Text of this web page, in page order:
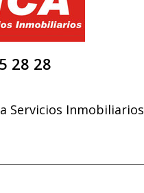
28 28
Servicios Inmobiliarios